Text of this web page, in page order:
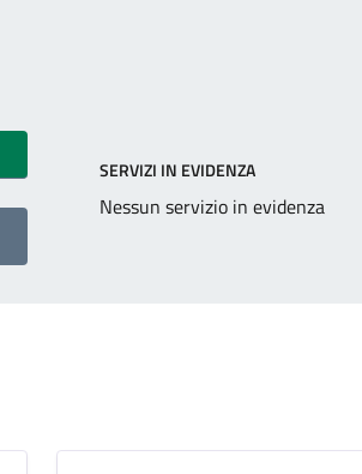
SERVIZI IN EVIDENZA
Nessun servizio in evidenza